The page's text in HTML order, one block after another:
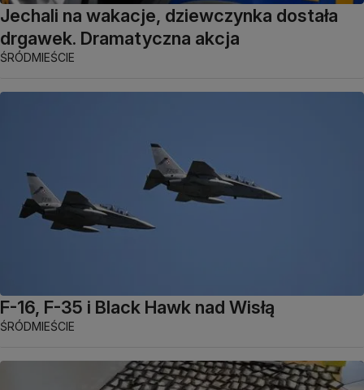
Jechali na wakacje, dziewczynka dostała
drgawek. Dramatyczna akcja
ŚRÓDMIEŚCIE
F-16, F-35 i Black Hawk nad Wisłą
ŚRÓDMIEŚCIE